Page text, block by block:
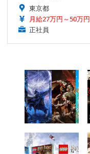
東京都
月給27万円～50万円
正社員